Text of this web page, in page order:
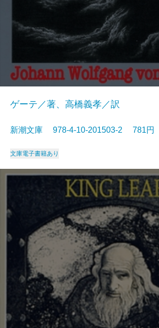
ゲーテ／著、高橋義孝／訳
新潮文庫 978-4-10-201503-2 781円
文庫電子書籍あり